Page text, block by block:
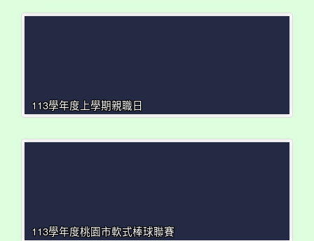
113學年度上學期親職日
113學年度桃園市軟式棒球聯賽